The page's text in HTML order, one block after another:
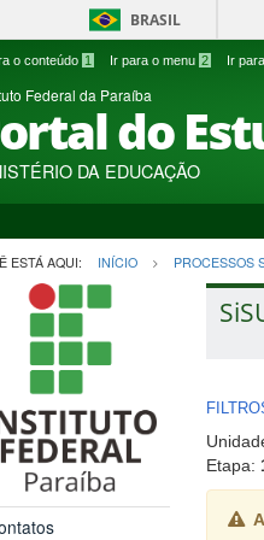
BRASIL
o conteúdo 1 Ir para o menu 2 Ir
Federal da Paraíba
do
DA EDUCAÇÃO
ESTÁ AQUI: INÍCIO PROCESSOS
Etapa: